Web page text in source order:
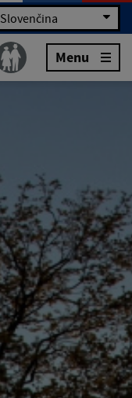
Slovenčina
Menu